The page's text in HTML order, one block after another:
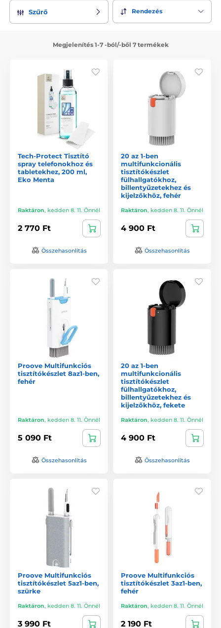
Szűrő Rendezés
Megjelenítés 1-7 -ból/-ből 7 termékek
Tech-Protect Tisztító
spray telefonokhoz és
tabletekhez, 200 ml,
Eko Menta
Raktáron, kedden 8. 11. Önnél
2 770 Ft
Összehasonlítás
20 az 1-ben
multifunkcionális
tisztítókészlet
fülhallgatókhoz,
billentyűzetekhez és
kijelzőkhöz, fehér
Raktáron, kedden 8. 11. Önnél
4 900 Ft
Összehasonlítás
Proove Multifunkciós
tisztítókészlet 8az1-ben,
fehér
Raktáron, kedden 8. 11. Önnél
5 090 Ft
Összehasonlítás
20 az 1-ben
multifunkcionális
tisztítókészlet
fülhallgatókhoz,
billentyűzetekhez és
kijelzőkhöz, fekete
Raktáron, kedden 8. 11. Önnél
4 900 Ft
Összehasonlítás
Proove Multifunkciós
tisztítókészlet 5az1-ben,
szürke
Raktáron, kedden 8. 11. Önnél
3 990 Ft
Proove Multifunkciós
tisztítókészlet 3az1-ben,
fehér
Raktáron, kedden 8. 11. Önnél
2 190 Ft